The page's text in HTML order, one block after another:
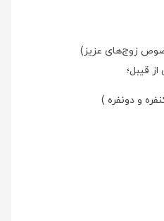
زوج‌های عزیز)
قیبل؛
و دونفره )